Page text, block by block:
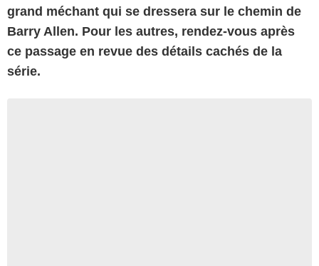
grand méchant qui se dressera sur le chemin de
Barry Allen. Pour les autres, rendez-vous après
ce passage en revue des détails cachés de la
série.